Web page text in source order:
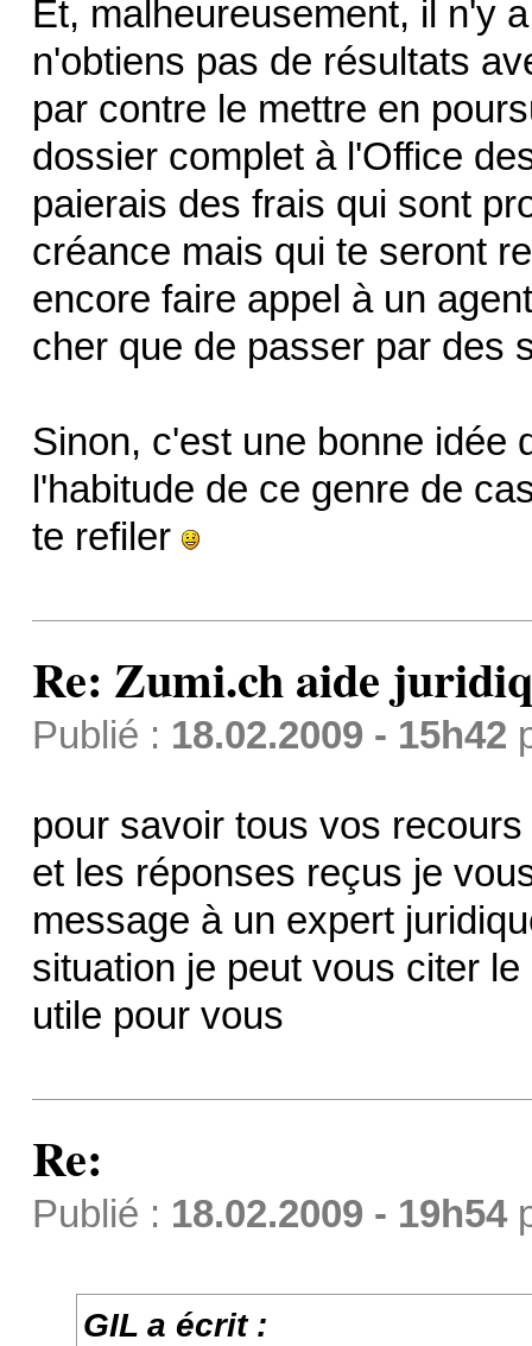
Et, malheureusement, il n'y
n'obtiens pas de résultats
par contre le mettre en
dossier complet à l'Office
paierais des frais qui sont
créance mais qui te seront
encore faire appel à un
cher que de passer par des
Sinon, c'est une bonne idée
l'habitude de ce genre de
te refiler
Re: Zumi.ch aide
Publié : 18.02.2009 - 15h42
pour savoir tous vos
et les réponses reçus je
message à un expert
situation je peut vous citer
utile pour vous
Re:
Publié : 18.02.2009 - 19h54
GIL a écrit :